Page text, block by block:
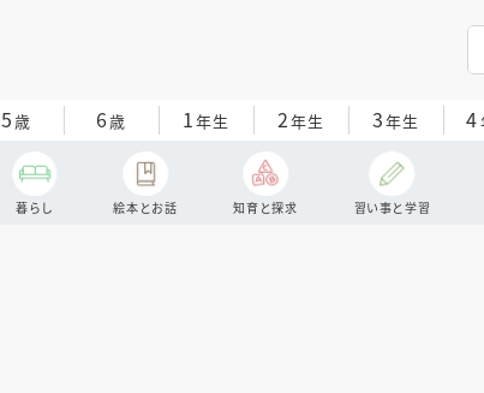
5歳 6歳 1年生 2年生 3年生 4
暮らし 絵本とお話 知育と探求 習い事と学習